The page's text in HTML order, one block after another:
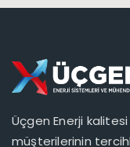
Üçgen Enerji
müşterilerinin